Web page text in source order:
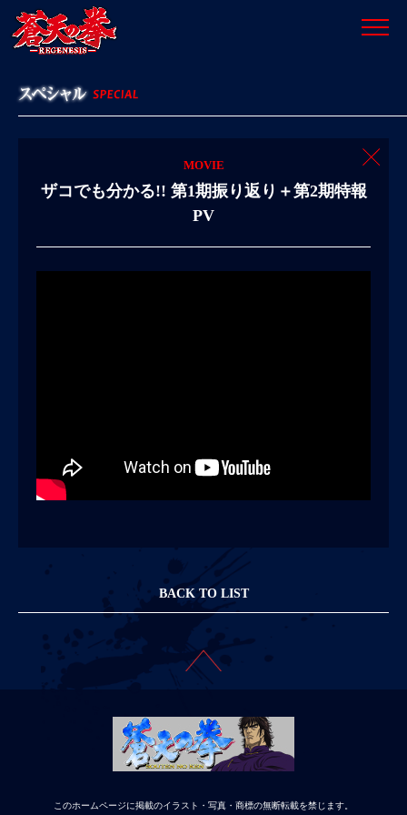
MOVIE
ザコでも分かる!! 第1期振り返り＋第2期特報
PV
BACK TO LIST
このホームページに掲載のイラスト・写真・商標の無断転載を禁じます。